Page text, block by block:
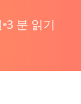
3 분 읽기